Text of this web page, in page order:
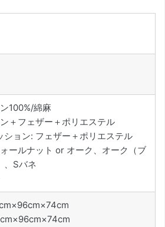
100%/綿麻
＋フェザー＋ポリエステル
ション: フェザー＋ポリエステル
ールナット or オーク、オーク（ブ
、Sバネ